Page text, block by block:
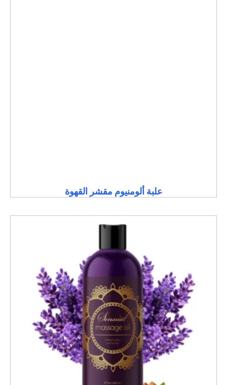
علبة ألومنيوم مقشر القهوة